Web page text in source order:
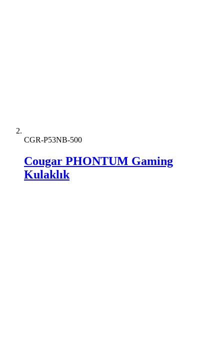
CGR-P53NB-500
Cougar PHONTUM Gaming
Kulaklık